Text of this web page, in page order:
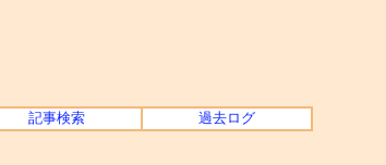
記事検索 過去ログ